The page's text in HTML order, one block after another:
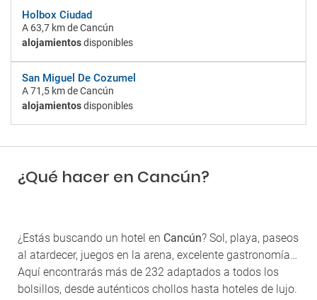
Holbox Ciudad
A 63,7 kmde Cancún
alojamientosdisponibles
San Miguel De Cozumel
A71,5 kmde Cancún
alojamientosdisponibles
¿Qué hacer en Cancún?
¿Estás buscando un hotel en Cancún? Sol, playa, paseos
al atardecer, juegos en la arena, excelente gastronomía…
Aquí encontrarás más de 232 adaptados a todos los
bolsillos, desde auténticos chollos hasta hoteles de lujo.